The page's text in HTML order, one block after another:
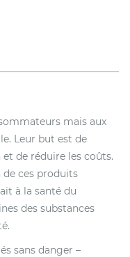
mais aux
Leur but est de
de réduire les coûts.
de ces produits
à la santé du
des substances
sans danger –